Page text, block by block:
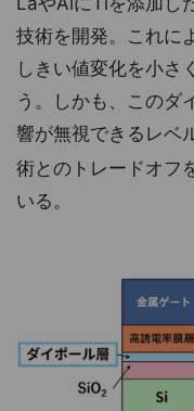
技術を開発。これに
しきい値変化を小さ
う。しかも、このダ
響が無視できるレベ
術とのトレードオフ
いる。